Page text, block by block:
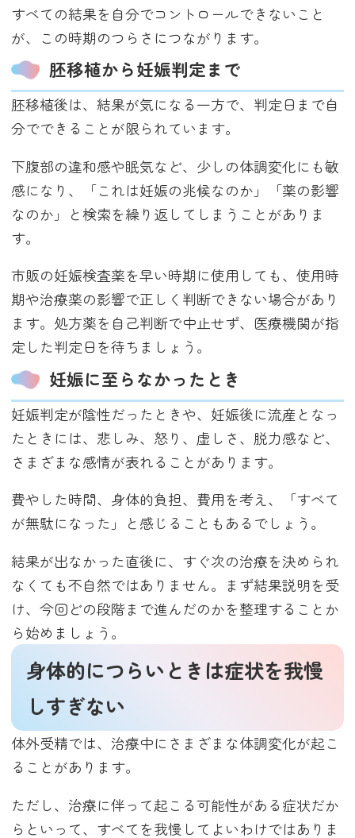
すべての結果を自分でコントロールできないこと
が、この時期のつらさにつながります。
胚移植から妊娠判定まで
胚移植後は、結果が気になる一方で、判定日まで自
分でできることが限られています。
下腹部の違和感や眠気など、少しの体調変化にも敏
感になり、「これは妊娠の兆候なのか」「薬の影響
なのか」と検索を繰り返してしまうことがありま
す。
市販の妊娠検査薬を早い時期に使用しても、使用時
期や治療薬の影響で正しく判断できない場合があり
ます。処方薬を自己判断で中止せず、医療機関が指
定した判定日を待ちましょう。
妊娠に至らなかったとき
妊娠判定が陰性だったときや、妊娠後に流産となっ
たときには、悲しみ、怒り、虚しさ、脱力感など、
さまざまな感情が表れることがあります。
費やした時間、身体的負担、費用を考え、「すべて
が無駄になった」と感じることもあるでしょう。
結果が出なかった直後に、すぐ次の治療を決められ
なくても不自然ではありません。まず結果説明を受
け、今回どの段階まで進んだのかを整理することか
ら始めましょう。
身体的につらいときは症状を我慢
しすぎない
体外受精では、治療中にさまざまな体調変化が起こ
ることがあります。
ただし、治療に伴って起こる可能性がある症状だか
らといって、すべてを我慢してよいわけではありま